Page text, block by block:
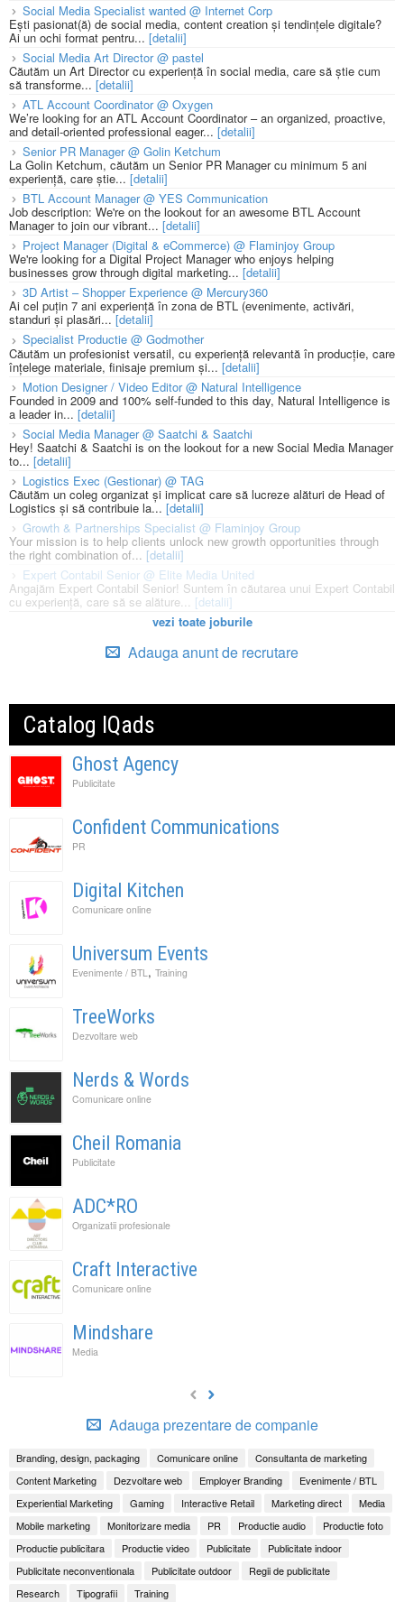
Social Media Specialist wanted @ Internet Corp
Ești pasionat(ă) de social media, content creation și tendințele digitale?
Ai un ochi format pentru... [detalii]
Social Media Art Director @ pastel
Căutăm un Art Director cu experiență în social media, care să știe cum
să transforme... [detalii]
ATL Account Coordinator @ Oxygen
We’re looking for an ATL Account Coordinator – an organized, proactive,
and detail-oriented professional eager... [detalii]
Senior PR Manager @ Golin Ketchum
La Golin Ketchum, căutăm un Senior PR Manager cu minimum 5 ani
experiență, care știe... [detalii]
BTL Account Manager @ YES Communication
Job description: We're on the lookout for an awesome BTL Account
Manager to join our vibrant... [detalii]
Project Manager (Digital & eCommerce) @ Flaminjoy Group
We're looking for a Digital Project Manager who enjoys helping
businesses grow through digital marketing... [detalii]
3D Artist – Shopper Experience @ Mercury360
Ai cel puțin 7 ani experiență în zona de BTL (evenimente, activări,
standuri și plasări... [detalii]
Specialist Productie @ Godmother
Căutăm un profesionist versatil, cu experiență relevantă în producție, care
înțelege materiale, finisaje premium și... [detalii]
Motion Designer / Video Editor @ Natural Intelligence
Founded in 2009 and 100% self-funded to this day, Natural Intelligence is
a leader in... [detalii]
Social Media Manager @ Saatchi & Saatchi
Hey! Saatchi & Saatchi is on the lookout for a new Social Media Manager
to... [detalii]
Logistics Exec (Gestionar) @ TAG
Căutăm un coleg organizat și implicat care să lucreze alături de Head of
Logistics și să contribuie la... [detalii]
Growth & Partnerships Specialist @ Flaminjoy Group
Your mission is to help clients unlock new growth opportunities through
the right combination of... [detalii]
Expert Contabil Senior @ Elite Media United
Angajăm Expert Contabil Senior! Suntem în căutarea unui Expert Contabil
cu experiență, care să se alăture... [detalii]
vezi toate joburile
Adauga anunt de recrutare
Catalog IQads
Ghost Agency
Publicitate
Confident Communications
PR
Digital Kitchen
Comunicare online
Universum Events
Evenimente / BTL, Training
TreeWorks
Dezvoltare web
Nerds & Words
Comunicare online
Cheil Romania
Publicitate
ADC*RO
Organizatii profesionale
Craft Interactive
Comunicare online
Mindshare
Media
Adauga prezentare de companie
Branding, design, packaging Comunicare online
Consultanta de marketing
Content Marketing
Dezvoltare web Employer Branding
Evenimente / BTL
Experiential Marketing
Gaming Interactive Retail Marketing direct
Media
Mobile marketing
Monitorizare media PR Productie audio
Productie foto
Productie publicitara
Productie video Publicitate
Publicitate indoor
Publicitate neconventionala
Publicitate outdoor
Regii de publicitate
Research
Tipografii Training